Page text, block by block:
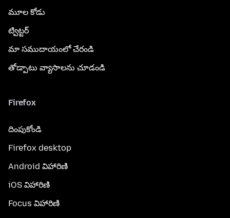
మూల కోడు
ట్విట్టర్
మా సముదాయంలో చేరండి
తోడ్పాటు వ్యాసాలను చూడండి
Firefox
దింపుకోండి
Firefox desktop
Android విహారిణి
iOS విహారిణి
Focus విహారిణి